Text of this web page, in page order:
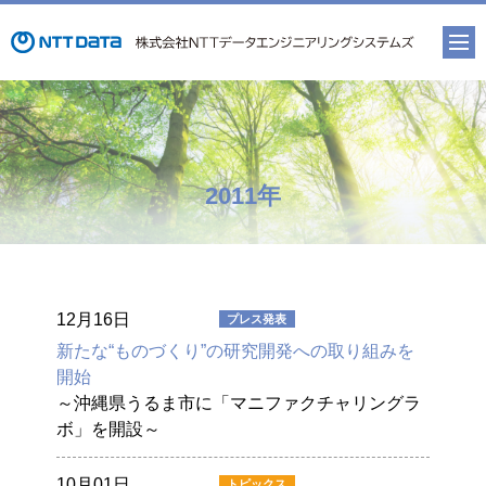
2011年
12月16日
新たな“ものづくり”の研究開発への取り組みを
開始
～沖縄県うるま市に「マニファクチャリングラ
ボ」を開設～